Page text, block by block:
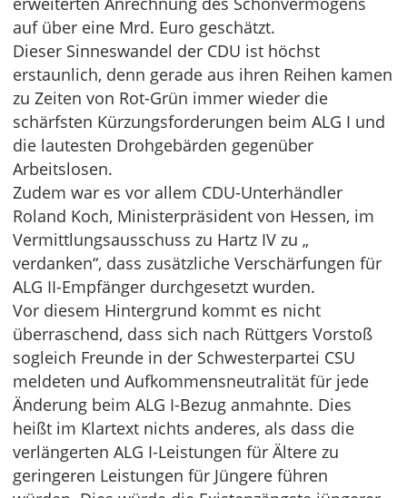
auf über eine Mrd. Euro geschätzt.
Dieser Sinneswandel der CDU ist höchst
erstaunlich, denn gerade aus ihren Reihen kamen
zu Zeiten von Rot-Grün immer wieder die
schärfsten Kürzungsforderungen beim ALG I und
die lautesten Drohgebärden gegenüber
Arbeitslosen.
Zudem war es vor allem CDU-Unterhändler
Roland Koch, Ministerpräsident von Hessen, im
Vermittlungsausschuss zu Hartz IV zu „
verdanken“, dass zusätzliche Verschärfungen für
ALG II-Empfänger durchgesetzt wurden.
Vor diesem Hintergrund kommt es nicht
überraschend, dass sich nach Rüttgers Vorstoß
sogleich Freunde in der Schwesterpartei CSU
meldeten und Aufkommensneutralität für jede
Änderung beim ALG I-Bezug anmahnte. Dies
heißt im Klartext nichts anderes, als dass die
verlängerten ALG I-Leistungen für Ältere zu
geringeren Leistungen für Jüngere führen